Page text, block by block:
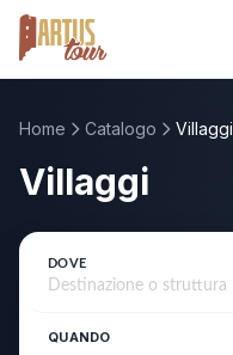
Home
Destinazioni
Home Catalogo Villaggi
Villaggi
DOVE
QUANDO